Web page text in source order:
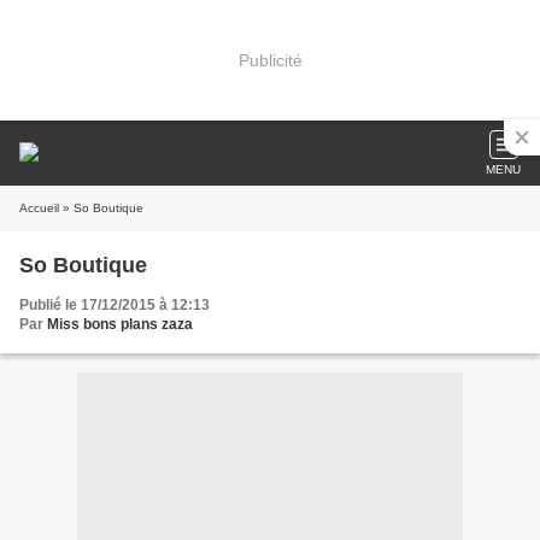
Publicité
MENU
Accueil » So Boutique
So Boutique
Publié le 17/12/2015 à 12:13
Par Miss bons plans zaza